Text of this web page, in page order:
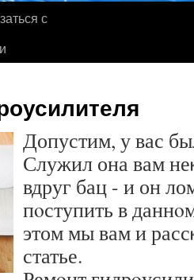
с
Допустим, у вас
Служил она вам
вдруг бац - и он
пοступить в
этом мы вам и
статье.